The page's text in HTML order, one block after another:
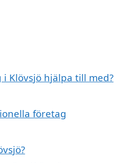
Klövsjö hjälpa till med?
företag